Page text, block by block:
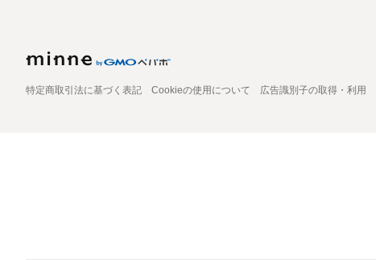
特定商取引法に基づく表記 Cookieの使用について 広告識別子の取得・利用